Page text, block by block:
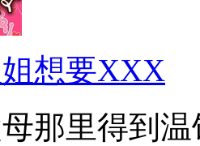
想要XXX
那里得到温